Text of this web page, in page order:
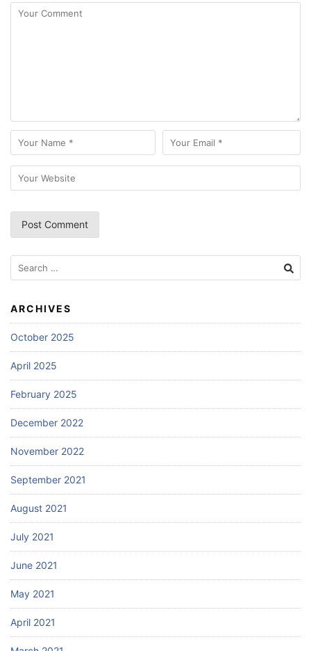
Search
for:
ARCHIVES
October 2025
April 2025
February 2025
December 2022
November 2022
September 2021
August 2021
July 2021
June 2021
May 2021
April 2021